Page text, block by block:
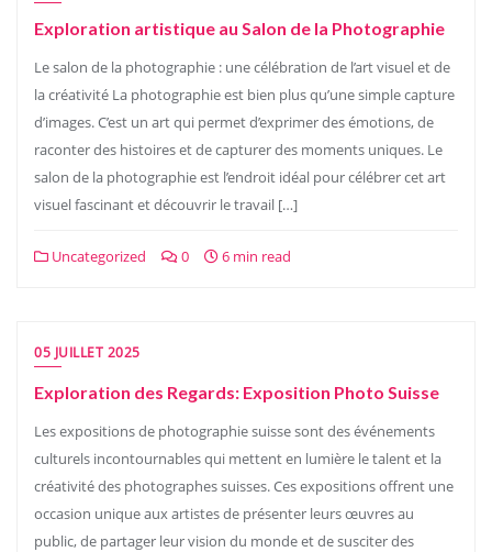
Exploration artistique au Salon de la Photographie
Le salon de la photographie : une célébration de l’art visuel et de
la créativité La photographie est bien plus qu’une simple capture
d’images. C’est un art qui permet d’exprimer des émotions, de
raconter des histoires et de capturer des moments uniques. Le
salon de la photographie est l’endroit idéal pour célébrer cet art
visuel fascinant et découvrir le travail […]
Uncategorized 0 6 min read
05 JUILLET 2025
Exploration des Regards: Exposition Photo Suisse
Les expositions de photographie suisse sont des événements
culturels incontournables qui mettent en lumière le talent et la
créativité des photographes suisses. Ces expositions offrent une
occasion unique aux artistes de présenter leurs œuvres au
public, de partager leur vision du monde et de susciter des